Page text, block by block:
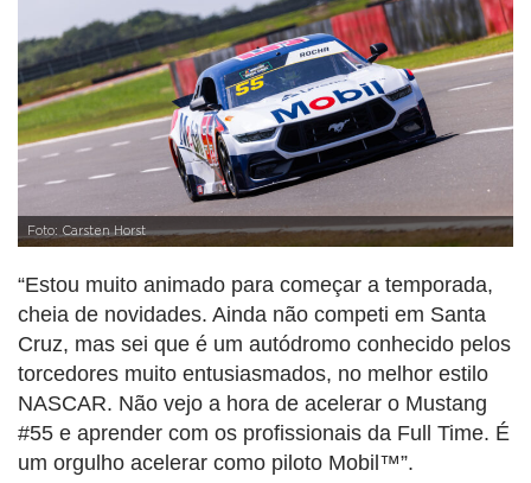
Foto: Carsten Horst
“Estou muito animado para começar a temporada,
cheia de novidades. Ainda não competi em Santa
Cruz, mas sei que é um autódromo conhecido pelos
torcedores muito entusiasmados, no melhor estilo
NASCAR. Não vejo a hora de acelerar o Mustang
#55 e aprender com os profissionais da Full Time. É
um orgulho acelerar como piloto Mobil™”.